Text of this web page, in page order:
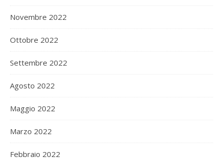
Novembre 2022
Ottobre 2022
Settembre 2022
Agosto 2022
Maggio 2022
Marzo 2022
Febbraio 2022